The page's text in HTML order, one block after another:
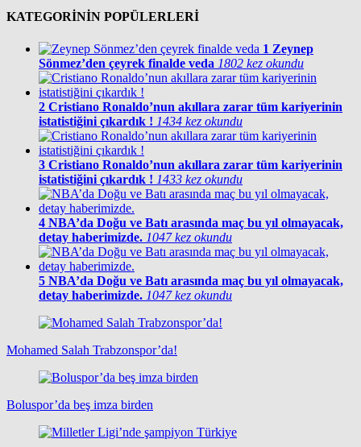
KATEGORİNİN POPÜLERLERİ
1 Zeynep
Sönmez’den çeyrek finalde veda 1802 kez okundu
2 Cristiano Ronaldo’nun akıllara zarar tüm kariyerinin
istatistiğini çıkardık ! 1434 kez okundu
3 Cristiano Ronaldo’nun akıllara zarar tüm kariyerinin
istatistiğini çıkardık ! 1433 kez okundu
4 NBA’da Doğu ve Batı arasında maç bu yıl olmayacak,
detay haberimizde. 1047 kez okundu
5 NBA’da Doğu ve Batı arasında maç bu yıl olmayacak,
detay haberimizde. 1047 kez okundu
Mohamed Salah Trabzonspor’da!
Boluspor’da beş imza birden